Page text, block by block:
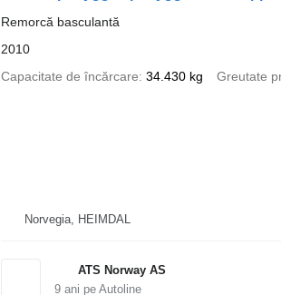
Remorcă basculantă
2010
Capacitate de încărcare 34.430 kg Greutate
Norvegia, HEIMDAL
ATS Norway AS
9ani pe Autoline